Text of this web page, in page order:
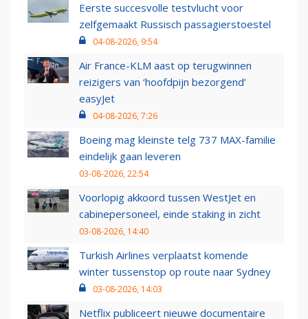
Eerste succesvolle testvlucht voor
zelfgemaakt Russisch passagierstoestel
04-08-2026, 9:54
Air France-KLM aast op terugwinnen
reizigers van ‘hoofdpijn bezorgend’
easyJet
04-08-2026, 7:26
Boeing mag kleinste telg 737 MAX-familie
eindelijk gaan leveren
03-08-2026, 22:54
Voorlopig akkoord tussen WestJet en
cabinepersoneel, einde staking in zicht
03-08-2026, 14:40
Turkish Airlines verplaatst komende
winter tussenstop op route naar Sydney
03-08-2026, 14:03
Netflix publiceert nieuwe documentaire